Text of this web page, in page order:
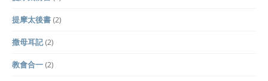
提摩太後書 (2)
撒母耳記(2)
教會合一 (2)